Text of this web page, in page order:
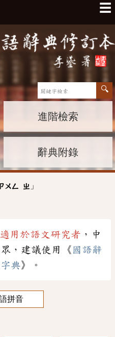
☰
進階檢索
辭典附錄
ㄨㄥ ㄓ 」
適用於語文研究者 ，中
，建議使用《 國語辭
典》。
拼音